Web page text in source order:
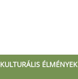
KULTURÁLIS ÉLMÉNYEK